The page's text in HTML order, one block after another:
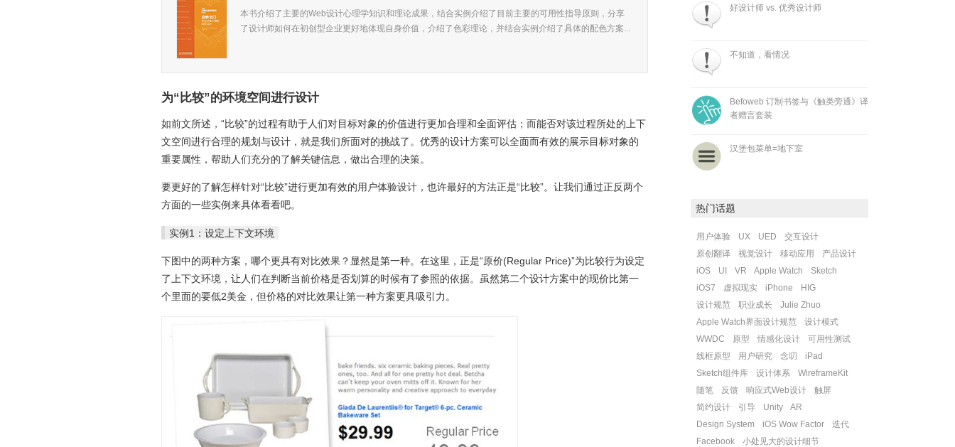
本书介绍了主要的Web设计心理学知识和理论成果，结合实例介绍了目前主要的可用性指导原则，分享
了设计师如何在初创型企业更好地体现自身价值，介绍了色彩理论，并结合实例介绍了具体的配色方案...
为“比较”的环境空间进行设计
如前文所述，“比较”的过程有助于人们对目标对象的价值进行更加合理和全面评估；而能否对该过程所处的上下
文空间进行合理的规划与设计，就是我们所面对的挑战了。优秀的设计方案可以全面而有效的展示目标对象的
重要属性，帮助人们充分的了解关键信息，做出合理的决策。
要更好的了解怎样针对“比较”进行更加有效的用户体验设计，也许最好的方法正是“比较”。让我们通过正反两个
方面的一些实例来具体看看吧。
实例1：设定上下文环境
下图中的两种方案，哪个更具有对比效果？显然是第一种。在这里，正是“原价(Regular Price)”为比较行为设定
了上下文环境，让人们在判断当前价格是否划算的时候有了参照的依据。虽然第二个设计方案中的现价比第一
个里面的要低2美金，但价格的对比效果让第一种方案更具吸引力。
好设计师 vs. 优秀设计师
不知道，看情况
Befoweb 订制书签与《触类旁通》译
者赠言套装
汉堡包菜单=地下室
热门话题
用户体验 UX UED
交互设计
原创翻译
视觉设计 移动应用
产品设计
iOS
UI VR Apple Watch
Sketch
iOS7
虚拟现实 iPhone
HIG
设计规范
职业成长
Julie Zhuo
Apple Watch界面设计规范
设计模式
WWDC
原型 情感化设计
可用性测试
线框原型
用户研究 念叨
iPad
Sketch组件库
设计体系
WireframeKit
随笔
反馈 响应式Web设计
触屏
简约设计
引导 Unity
AR
Design System
iOS Wow Factor
迭代
Facebook
小处见大的设计细节